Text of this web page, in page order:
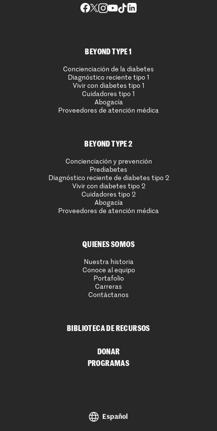
BEYOND TYPE 1
Concienciación de la diabetes
Diagnóstico reciente tipo 1
Vivir con diabetes tipo 1
Cuidadores tipo 1
Abogacía
Proveedores de atención médica
BEYOND TYPE 2
Concienciación y prevención
Prediabetes
Diagnóstico reciente de diabetes tipo 2
Vivir con diabetes tipo 2
Cuidadores tipo 2
Abogacía
Proveedores de atención médica
QUIENES SOMOS
Nuestra historia
Conoce al equipo
Portafolio
Carreras
Contáctanos
BIBLIOTECA DE RECURSOS
DONAR
PROGRAMAS
Español